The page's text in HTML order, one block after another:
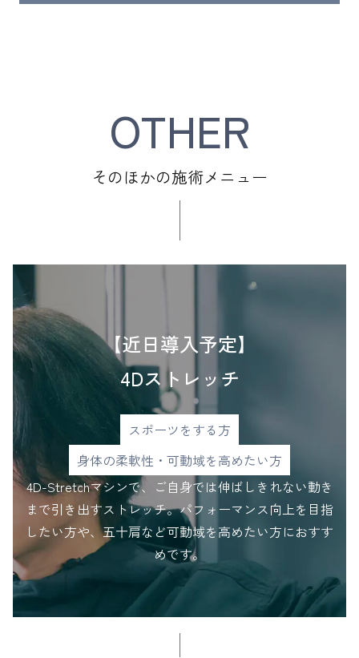
OTHER
そのほかの施術メニュー
【近日導入予定】
​​​​​​​4Dストレッチ
スポーツをする方
身体の柔軟性・可動域を高めたい方
4D-Stretchマシンで、ご自身では伸ばしきれない動き
まで引き出すストレッチ。パフォーマンス向上を目指
したい方や、五十肩など可動域を高めたい方におすす
めです。